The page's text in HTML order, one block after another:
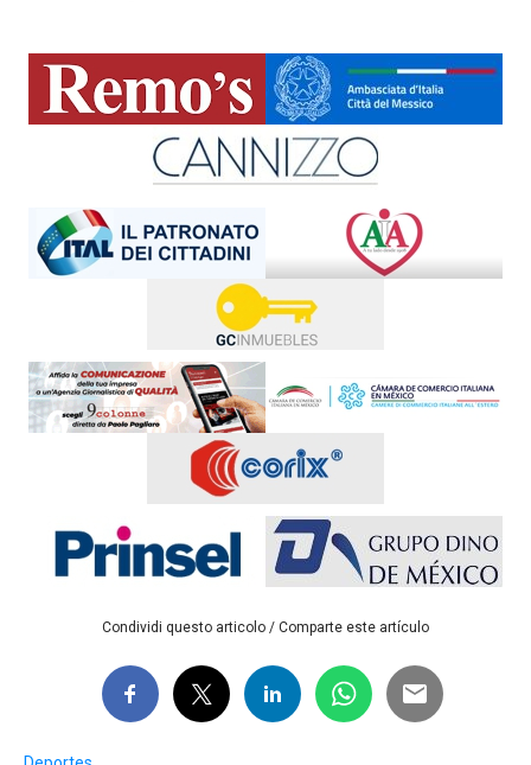
Condividi questo articolo / Comparte este artículo